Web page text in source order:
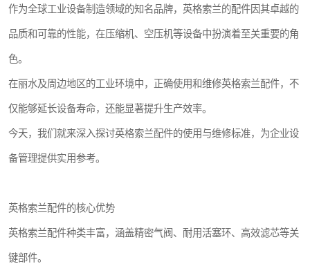
作为全球工业设备制造领域的知名品牌，英格索兰的配件因其卓越的
品质和可靠的性能，在压缩机、空压机等设备中扮演着至关重要的角
色。
在丽水及周边地区的工业环境中，正确使用和维修英格索兰配件，不
仅能够延长设备寿命，还能显著提升生产效率。
今天，我们就来深入探讨英格索兰配件的使用与维修标准，为企业设
备管理提供实用参考。
英格索兰配件的核心优势
英格索兰配件种类丰富，涵盖精密气阀、耐用活塞环、高效滤芯等关
键部件。